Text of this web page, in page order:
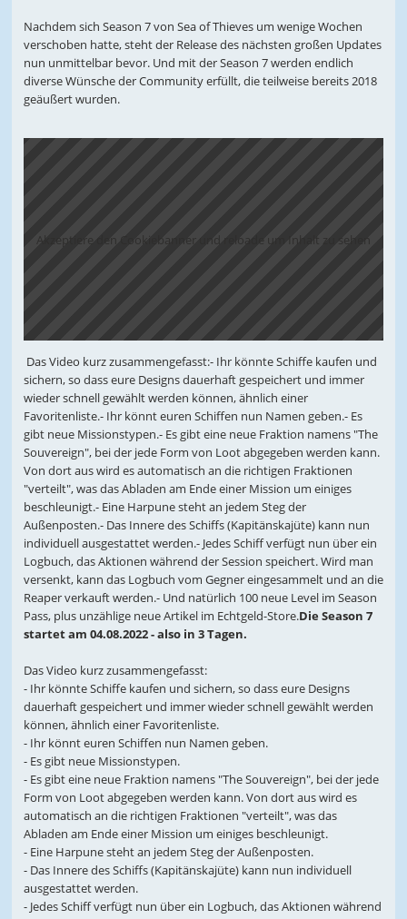
Nachdem sich Season 7 von Sea of Thieves um wenige Wochen
verschoben hatte, steht der Release des nächsten großen Updates
nun unmittelbar bevor. Und mit der Season 7 werden endlich
diverse Wünsche der Community erfüllt, die teilweise bereits 2018
geäußert wurden.
Akzeptiere den Cookiebanner und reloade um Inhalt zu sehen
Das Video kurz zusammengefasst:- Ihr könnte Schiffe kaufen und
sichern, so dass eure Designs dauerhaft gespeichert und immer
wieder schnell gewählt werden können, ähnlich einer
Favoritenliste.- Ihr könnt euren Schiffen nun Namen geben.- Es
gibt neue Missionstypen.- Es gibt eine neue Fraktion namens "The
Souvereign", bei der jede Form von Loot abgegeben werden kann.
Von dort aus wird es automatisch an die richtigen Fraktionen
"verteilt", was das Abladen am Ende einer Mission um einiges
beschleunigt.- Eine Harpune steht an jedem Steg der
Außenposten.- Das Innere des Schiffs (Kapitänskajüte) kann nun
individuell ausgestattet werden.- Jedes Schiff verfügt nun über ein
Logbuch, das Aktionen während der Session speichert. Wird man
versenkt, kann das Logbuch vom Gegner eingesammelt und an die
Reaper verkauft werden.- Und natürlich 100 neue Level im Season
Pass, plus unzählige neue Artikel im Echtgeld-Store.Die Season 7
startet am 04.08.2022 - also in 3 Tagen.
Das Video kurz zusammengefasst:
- Ihr könnte Schiffe kaufen und sichern, so dass eure Designs
dauerhaft gespeichert und immer wieder schnell gewählt werden
können, ähnlich einer Favoritenliste.
- Ihr könnt euren Schiffen nun Namen geben.
- Es gibt neue Missionstypen.
- Es gibt eine neue Fraktion namens "The Souvereign", bei der jede
Form von Loot abgegeben werden kann. Von dort aus wird es
automatisch an die richtigen Fraktionen "verteilt", was das
Abladen am Ende einer Mission um einiges beschleunigt.
- Eine Harpune steht an jedem Steg der Außenposten.
- Das Innere des Schiffs (Kapitänskajüte) kann nun individuell
ausgestattet werden.
- Jedes Schiff verfügt nun über ein Logbuch, das Aktionen während